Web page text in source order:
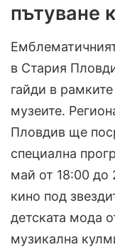
пътуване
в Стария
гайди в
музеите.
Пловдив ще
специална
май от 18:00 до
кино под
детската мода
музикална